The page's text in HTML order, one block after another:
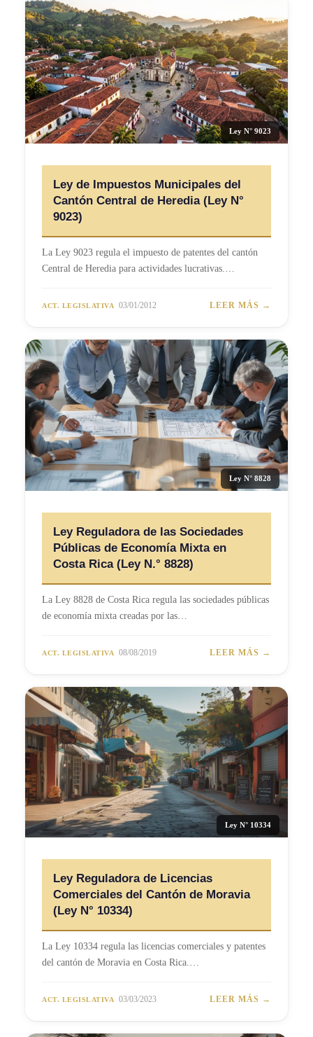
Ley N° 9023
Ley de Impuestos Municipales del
Cantón Central de Heredia (Ley N°
9023)
La Ley 9023 regula el impuesto de patentes del cantón
Central de Heredia para actividades lucrativas.…
ACT. LEGISLATIVA 03/01/2012 LEER MÁS →
Ley N° 8828
Ley Reguladora de las Sociedades
Públicas de Economía Mixta en
Costa Rica (Ley N.° 8828)
La Ley 8828 de Costa Rica regula las sociedades públicas
de economía mixta creadas por las…
ACT. LEGISLATIVA 08/08/2019 LEER MÁS →
Ley N° 10334
Ley Reguladora de Licencias
Comerciales del Cantón de Moravia
(Ley N° 10334)
La Ley 10334 regula las licencias comerciales y patentes
del cantón de Moravia en Costa Rica.…
ACT. LEGISLATIVA 03/03/2023 LEER MÁS →